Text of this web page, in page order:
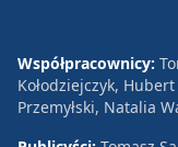
Współpracownicy:
Kołodziejczyk,
Przemyłski, Natalia